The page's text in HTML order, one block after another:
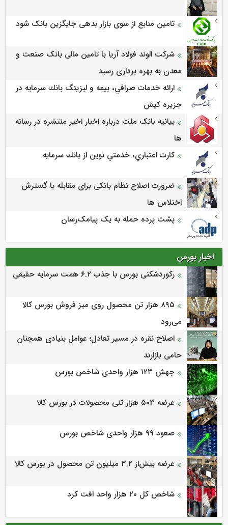
تامین منابع از سوی بازار بدهی جایگزین بانک شود
شرکت الوند فولاد آریا با تامین مالی بانک صنعت و
معدن به بهره برداری رسید
ارائه خدمات صرافي، بيمه و ليزينگ بانك سرمايه در
جزيره كيش
بیانیه بانک ملت درباره اخبار اخیر منتشره در رسانه
ها
كارت اعتباري، خدمتي نوين از بانك سرمايه
ضرورت اصلاح نظام بانکی برای مقابله با گسترش
اختلاس ها
پشت پرده حمله به یک پیامک‌رسان
اخبار بورس
رکوردشکنی بورس با جذب ۶.۲ همت سرمایه حقیقی
۸۹۵ هزار تن محصول روی میز فروش بورس کالا
می‌‌رود
اصلاح نقره در مسیر تعادل؛ عوامل بنیادی همچنان
حامی بازارند
جهش ۱۲۳ هزار واحدی شاخص بورس
عرضه ۵۰۳ هزار تنی محصولات در بورس کالا
صعود ۹۹ هزار واحدی شاخص بورس
عرضه بیش‌از ۳.۲ میلیون تن محصول در بورس کالا
شاخص کل ۲۰ هزار واحد افت کرد